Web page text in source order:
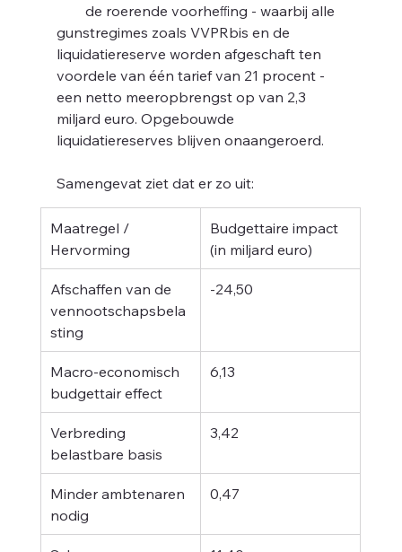
el
m
de roerende voorheﬃng - waarbij alle
gunstregimes zoals VVPRbis en de
liquidatiereserve worden afgeschaft ten
voordele van één tarief van 21 procent -
een netto meeropbrengst op van 2,3
miljard euro. Opgebouwde
liquidatiereserves blijven onaangeroerd.
Samengevat ziet dat er zo uit:
Maatregel /
Hervorming
Budgettaire impact
(in miljard euro)
Afschaffen van de
vennootschapsbela
sting
-24,50
Macro-economisch
budgettair effect
6,13
Verbreding
belastbare basis
3,42
Minder ambtenaren
nodig
0,47